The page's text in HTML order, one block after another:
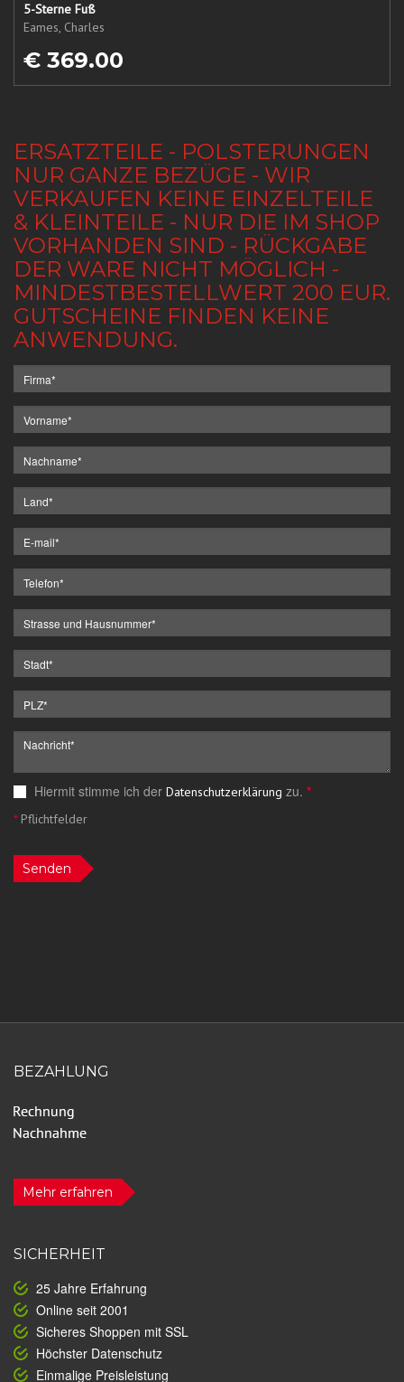
5-Sterne Fuß
Eames, Charles
€ 369.00
ERSATZTEILE - POLSTERUNGEN
NUR GANZE BEZÜGE - WIR
VERKAUFEN KEINE EINZELTEILE
& KLEINTEILE - NUR DIE IM SHOP
VORHANDEN SIND - RÜCKGABE
DER WARE NICHT MÖGLICH -
MINDESTBESTELLWERT 200 EUR.
GUTSCHEINE FINDEN KEINE
ANWENDUNG.
Hiermit stimme ich der Datenschutzerklärung zu. *
*Pflichtfelder
Senden
BEZAHLUNG
Mehr erfahren
SICHERHEIT
25 Jahre Erfahrung
Online seit 2001
Sicheres Shoppen mit SSL
Höchster Datenschutz
Einmalige Preisleistung